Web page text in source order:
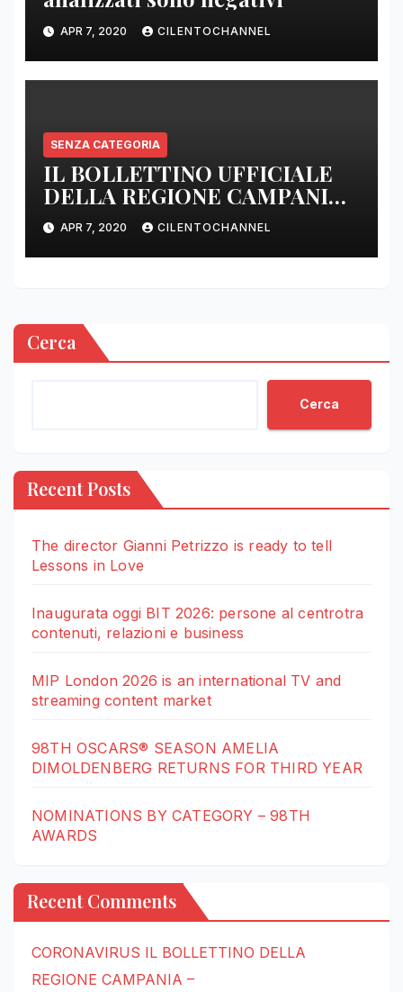
APR 7, 2020 CILENTOCHANNEL
SENZA CATEGORIA
IL BOLLETTINO UFFICIALE
DELLA REGIONE CAMPANIA
DELLE ORE 22.00
APR 7, 2020 CILENTOCHANNEL
Cerca
Cerca
Recent Posts
The director Gianni Petrizzo is ready to tell
Lessons in Love
Inaugurata oggi BIT 2026: persone al centrotra
contenuti, relazioni e business
MIP London 2026 is an international TV and
streaming content market
98TH OSCARS® SEASON AMELIA
DIMOLDENBERG RETURNS FOR THIRD YEAR
NOMINATIONS BY CATEGORY – 98TH
AWARDS
Recent Comments
CORONAVIRUS IL BOLLETTINO DELLA
REGIONE CAMPANIA –